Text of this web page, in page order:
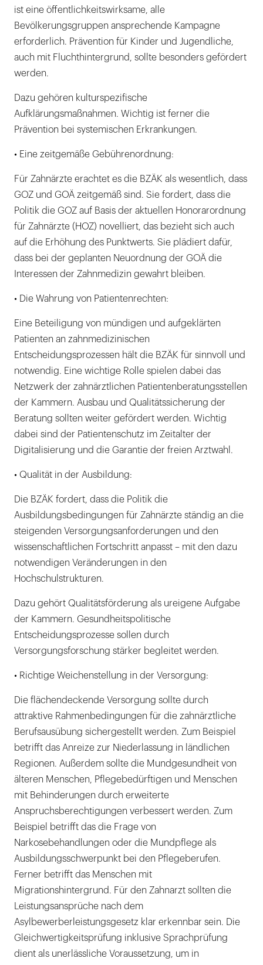
ist eine öffentlichkeitswirksame, alle
Bevölkerungsgruppen ansprechende Kampagne
erforderlich. Prävention für Kinder und Jugendliche,
auch mit Fluchthintergrund, sollte besonders gefördert
werden.
Dazu gehören kulturspezifische
Aufklärungsmaßnahmen. Wichtig ist ferner die
Prävention bei systemischen Erkrankungen.
• Eine zeitgemäße Gebührenordnung:
Für Zahnärzte erachtet es die BZÄK als wesentlich, dass
GOZ und GOÄ zeitgemäß sind. Sie fordert, dass die
Politik die GOZ auf Basis der aktuellen Honorarordnung
für Zahnärzte (HOZ) novelliert, das bezieht sich auch
auf die Erhöhung des Punktwerts. Sie plädiert dafür,
dass bei der geplanten Neuordnung der GOÄ die
Interessen der Zahnmedizin gewahrt bleiben.
• Die Wahrung von Patientenrechten:
Eine Beteiligung von mündigen und aufgeklärten
Patienten an zahnmedizinischen
Entscheidungsprozessen hält die BZÄK für sinnvoll und
notwendig. Eine wichtige Rolle spielen dabei das
Netzwerk der zahnärztlichen Patientenberatungsstellen
der Kammern. Ausbau und Qualitätssicherung der
Beratung sollten weiter gefördert werden. Wichtig
dabei sind der Patientenschutz im Zeitalter der
Digitalisierung und die Garantie der freien Arztwahl.
• Qualität in der Ausbildung:
Die BZÄK fordert, dass die Politik die
Ausbildungsbedingungen für Zahnärzte ständig an die
steigenden Versorgungsanforderungen und den
wissenschaftlichen Fortschritt anpasst – mit den dazu
notwendigen Veränderungen in den
Hochschulstrukturen.
Dazu gehört Qualitätsförderung als ureigene Aufgabe
der Kammern. Gesundheitspolitische
Entscheidungsprozesse sollen durch
Versorgungsforschung stärker begleitet werden.
• Richtige Weichenstellung in der Versorgung:
Die flächendeckende Versorgung sollte durch
attraktive Rahmenbedingungen für die zahnärztliche
Berufsausübung sichergestellt werden. Zum Beispiel
betrifft das Anreize zur Niederlassung in ländlichen
Regionen. Außerdem sollte die Mundgesundheit von
älteren Menschen, Pflegebedürftigen und Menschen
mit Behinderungen durch erweiterte
Anspruchsberechtigungen verbessert werden. Zum
Beispiel betrifft das die Frage von
Narkosebehandlungen oder die Mundpflege als
Ausbildungsschwerpunkt bei den Pflegeberufen.
Ferner betrifft das Menschen mit
Migrationshintergrund. Für den Zahnarzt sollten die
Leistungsansprüche nach dem
Asylbewerberleistungsgesetz klar erkennbar sein. Die
Gleichwertigkeitsprüfung inklusive Sprachprüfung
dient als unerlässliche Voraussetzung, um in